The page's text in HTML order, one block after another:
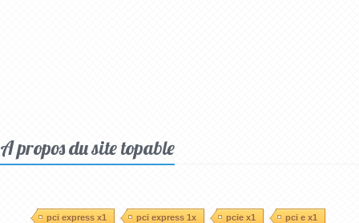
A propos du site topable
pci express x1 pci express 1x pcie x1 pci e x1